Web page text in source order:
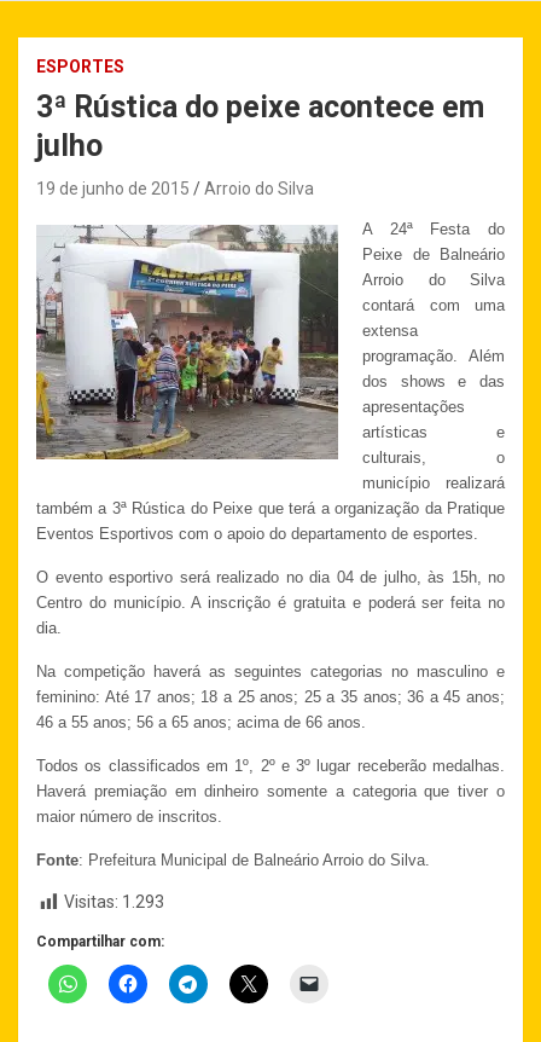
ESPORTES
3ª Rústica do peixe acontece em
julho
19 de junho de 2015 Arroio do Silva
A 24ª Festa do
Peixe de Balneário
Arroio do Silva
contará com uma
extensa
programação. Além
dos shows e das
apresentações
artísticas e
culturais, o
município realizará
também a 3ª Rústica do Peixe que terá a organização da Pratique
Eventos Esportivos com o apoio do departamento de esportes.
O evento esportivo será realizado no dia 04 de julho, às 15h, no
Centro do município. A inscrição é gratuita e poderá ser feita no
dia.
Na competição haverá as seguintes categorias no masculino e
feminino: Até 17 anos; 18 a 25 anos; 25 a 35 anos; 36 a 45 anos;
46 a 55 anos; 56 a 65 anos; acima de 66 anos.
Todos os classificados em 1º, 2º e 3º lugar receberão medalhas.
Haverá premiação em dinheiro somente a categoria que tiver o
maior número de inscritos.
Fonte: Prefeitura Municipal de Balneário Arroio do Silva.
Visitas: 1.293
Compartilhar com: